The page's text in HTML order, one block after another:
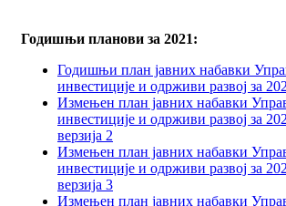
Годишњи планови за 2021:
Годишњи план јавних набавки
инвестиције и одрживи развој за
Измењен план јавних набавки
инвестиције и одрживи развој за
верзија 2
Измењен план јавних набавки
инвестиције и одрживи развој за
верзија 3
Измењен план јавних набавки